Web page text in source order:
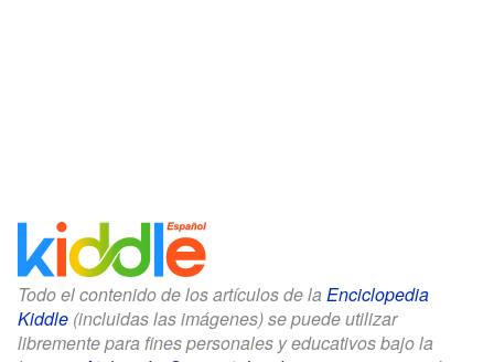
Todo el contenido de los artículos de la Enciclopedia
Kiddle (incluidas las imágenes) se puede utilizar
libremente para fines personales y educativos bajo la